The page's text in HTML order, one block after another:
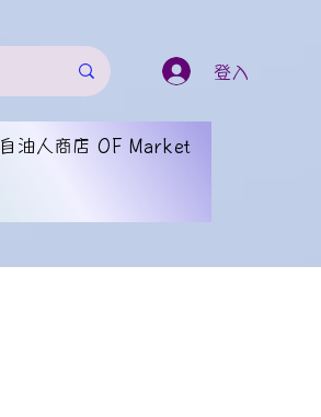
登入
自油人商店 OF Market